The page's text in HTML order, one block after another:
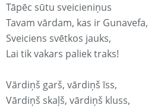
Tāpēc sūtu sveicieniņus
Tavam vārdam, kas ir Gunavefa,
Sveiciens svētkos jauks,
Lai tik vakars paliek traks!
Vārdiņš garš, vārdiņš īss,
Vārdiņš skaļš, vārdiņš kluss,